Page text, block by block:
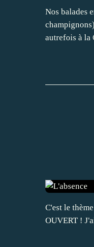
Nos balades
autrefois à la
C'est le
OUVERT !